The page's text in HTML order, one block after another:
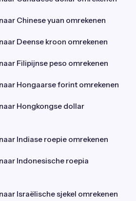
Chinese yuan omrekenen
Deense kroon omrekenen
Filipijnse peso omrekenen
Hongaarse forint omrekenen
Hongkongse dollar
Indiase roepie omrekenen
Indonesische roepia
Israëlische sjekel omrekenen